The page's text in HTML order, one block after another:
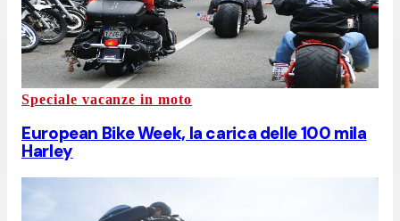
Speciale vacanze in moto
European Bike Week, la carica delle 100 mila
Harley